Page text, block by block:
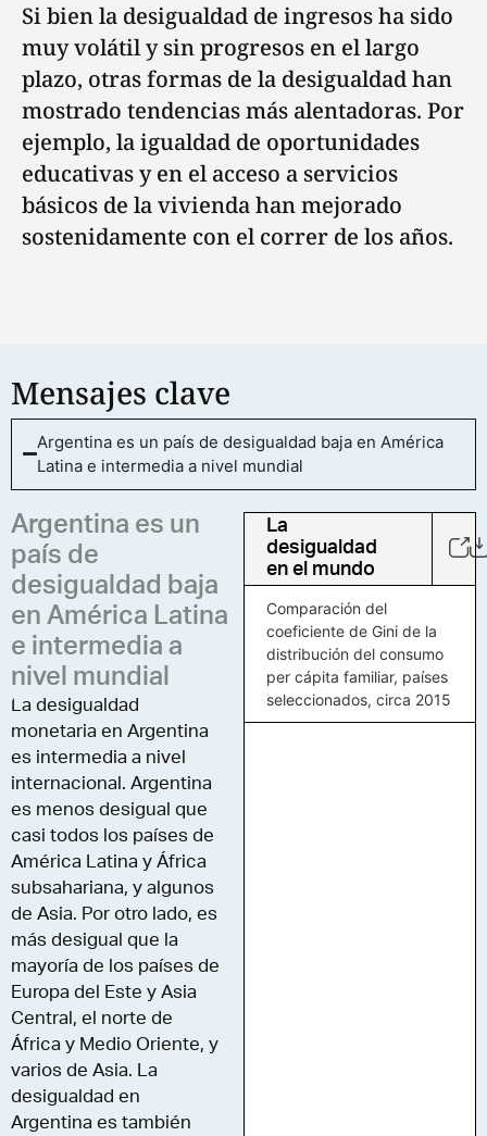
Si bien la desigualdad de ingresos ha sido
muy volátil y sin progresos en el largo
plazo, otras formas de la desigualdad han
mostrado tendencias más alentadoras. Por
ejemplo, la igualdad de oportunidades
educativas y en el acceso a servicios
básicos de la vivienda han mejorado
sostenidamente con el correr de los años.
Mensajes clave
Argentina es un país de desigualdad baja en América
Latina e intermedia a nivel mundial
Argentina es un
país de
desigualdad baja
en América Latina
e intermedia a
nivel mundial
La desigualdad
monetaria en Argentina
es intermedia a nivel
internacional. Argentina
es menos desigual que
casi todos los países de
América Latina y África
subsahariana, y algunos
de Asia. Por otro lado, es
más desigual que la
mayoría de los países de
Europa del Este y Asia
Central, el norte de
África y Medio Oriente, y
varios de Asia. La
desigualdad en
Argentina es también
La
desigualdad
en el mundo
Comparación del
coeficiente de Gini de la
distribución del consumo
per cápita familiar, países
seleccionados, circa 2015